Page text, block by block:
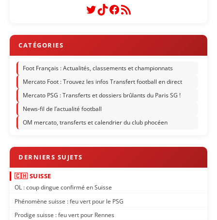
Twitter
TikTok
Facebook
Flux RSS
Foot Français : Actualités, classements et championnats
Mercato Foot : Trouvez les infos Transfert football en direct
Mercato PSG : Transferts et dossiers brûlants du Paris SG !
News-fil de l’actualité football
OM mercato, transferts et calendrier du club phocéen
🇨🇭 SUISSE
OL : coup dingue confirmé en Suisse
Phénomène suisse : feu vert pour le PSG
Prodige suisse : feu vert pour Rennes